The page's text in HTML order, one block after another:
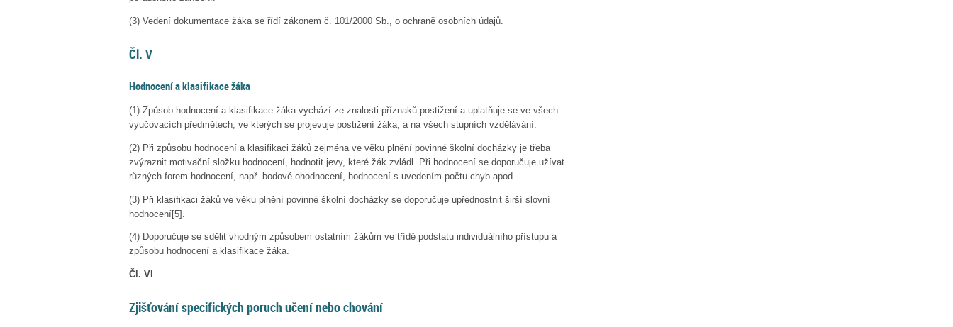
(3) Vedení dokumentace žáka se řídí zákonem č. 101/2000 Sb., o ochraně osobních údajů.
Čl. V
Hodnocení a klasifikace žáka
(1) Způsob hodnocení a klasifikace žáka vychází ze znalosti příznaků postižení a uplatňuje se ve všech
vyučovacích předmětech, ve kterých se projevuje postižení žáka, a na všech stupních vzdělávání.
(2) Při způsobu hodnocení a klasifikaci žáků zejména ve věku plnění povinné školní docházky je třeba
zvýraznit motivační složku hodnocení, hodnotit jevy, které žák zvládl. Při hodnocení se doporučuje užívat
různých forem hodnocení, např. bodové ohodnocení, hodnocení s uvedením počtu chyb apod.
(3) Při klasifikaci žáků ve věku plnění povinné školní docházky se doporučuje upřednostnit širší slovní
hodnocení[5]
(4) Doporučuje se sdělit vhodným způsobem ostatním žákům ve třídě podstatu individuálního přístupu a
způsobu hodnocení a klasifikace žáka.
Čl. VI
Zjišťování specifických poruch učení nebo chování